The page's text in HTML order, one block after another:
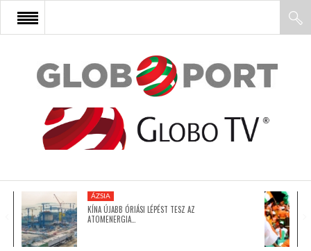
FŐOLDAL
AFRIKA
ÁZSIA
ÁZSIA
KÍNA ÚJABB ÓRIÁSI LÉPÉST TESZ AZ
ATOMENERGIA…